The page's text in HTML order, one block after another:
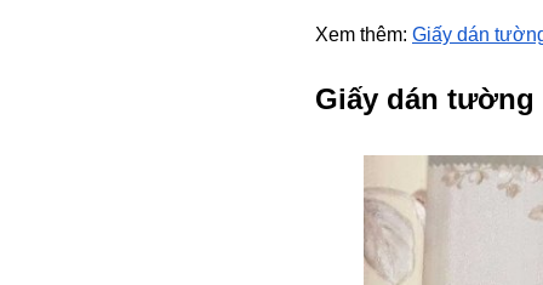
Xem thêm: Giấy dán
Giấy dán